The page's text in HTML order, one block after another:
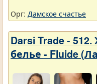
Орг: Дамское счастье
Darsi Trade -
белье - Fluide